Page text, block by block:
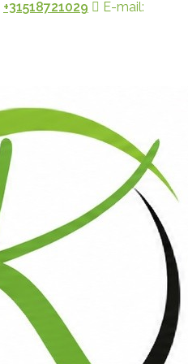
+31518721029
E-mail: